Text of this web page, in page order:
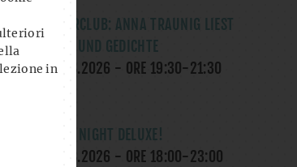
in
LITERATURCLUB: ANNA TRAUNIG LIEST
MÄRCHEN UND GEDICHTE
MI., 12.08.2026 - ORE 19:30-21:30
THE GAME NIGHT DELUXE!
DO., 13.08.2026 - ORE 18:00-23:00